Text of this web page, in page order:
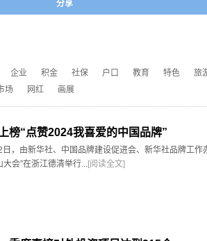
分享
企业 积金 社保 户口 教育 特色 旅
场 网红 画展
榜“点赞2024我喜爱的中国品牌”
，由新华社、中国品牌建设促进会、新华社品牌工
大会”在浙江德清举行...[阅读全文]